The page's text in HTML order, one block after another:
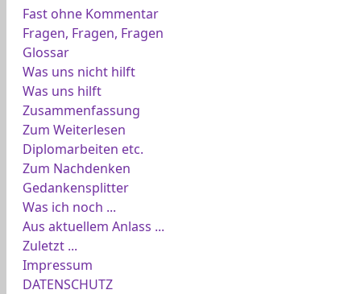
Fast ohne Kommentar
Fragen, Fragen, Fragen
Glossar
Was uns nicht hilft
Was uns hilft
Zusammenfassung
Zum Weiterlesen
Diplomarbeiten etc.
Zum Nachdenken
Gedankensplitter
Was ich noch ...
Aus aktuellem Anlass ...
Zuletzt ...
Impressum
DATENSCHUTZ